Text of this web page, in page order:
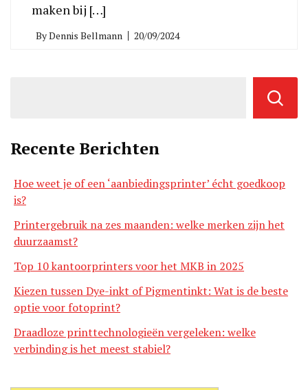
maken bij […]
ByDennis Bellmann 20/09/2024
Recente Berichten
Hoe weet je of een ‘aanbiedingsprinter’ écht goedkoop
is?
Printergebruik na zes maanden: welke merken zijn het
duurzaamst?
Top 10 kantoorprinters voor het MKB in 2025
Kiezen tussen Dye-inkt of Pigmentinkt: Wat is de beste
optie voor fotoprint?
Draadloze printtechnologieën vergeleken: welke
verbinding is het meest stabiel?